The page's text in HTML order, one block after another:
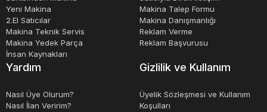
Yeni Makina
2.El Satıcılar
Makina Teknik Servis
Makina Yedek Parça
İnsan Kaynakları
Makina Talep Formu
Makina Danışmanlığı
Reklam Verme
Reklam Başvurusu
Yardım
Nasıl Üye Olurum?
Nasıl İlan Veririm?
Gizlilik ve Kullanım
Üyelik Sözleşmesi ve Kullanım
Koşulları